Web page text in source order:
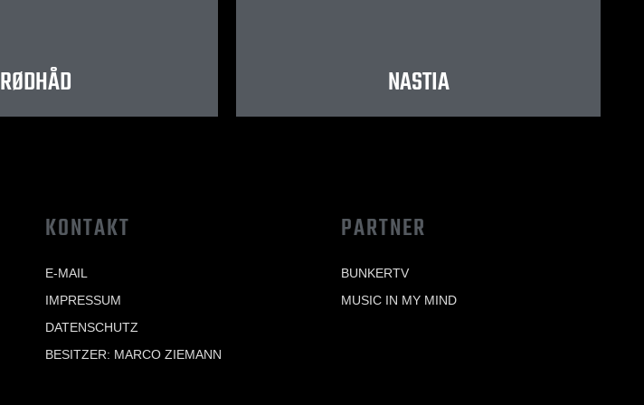
RØDHÅD NASTIA
KONTAKT
E-MAIL
IMPRESSUM
DATENSCHUTZ
BESITZER: MARCO ZIEMANN
PARTNER
BUNKERTV
MUSIC IN MY MIND